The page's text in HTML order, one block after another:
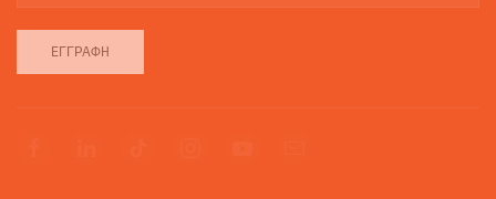
ΕΓΓΡΑΦΉ